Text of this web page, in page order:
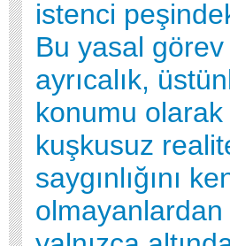
istenci
Bu yasal
ayrıcalık,
konumu
kuşkusuz
saygınlığını